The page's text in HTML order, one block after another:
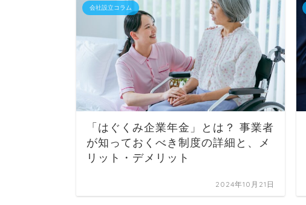
会社設立コラム
「はぐくみ企業年金」とは？ 事業者
が知っておくべき制度の詳細と、メ
リット・デメリット
2024年10月21日